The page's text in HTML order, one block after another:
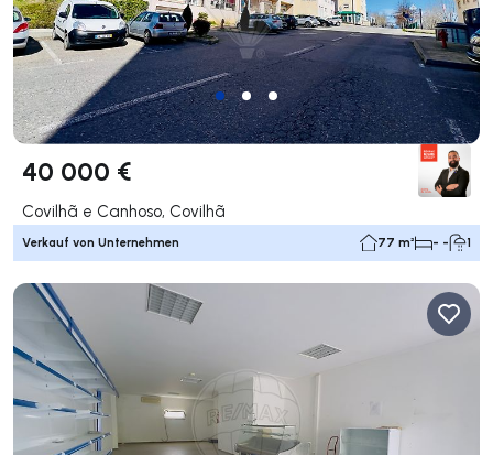
40 000 €
Covilhã e Canhoso, Covilhã
Verkauf von Unternehmen 77 m² - - 1